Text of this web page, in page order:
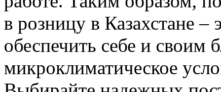
в розницу в Казахстане –
обеспечить себе и своим
микроклиматическое